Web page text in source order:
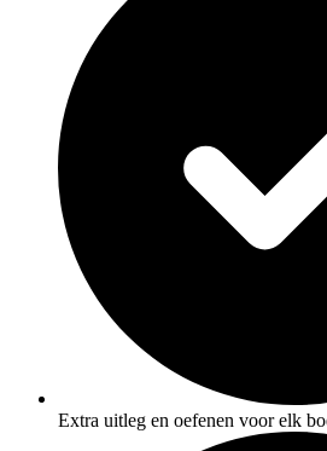
Extra uitleg en oefenen voor elk